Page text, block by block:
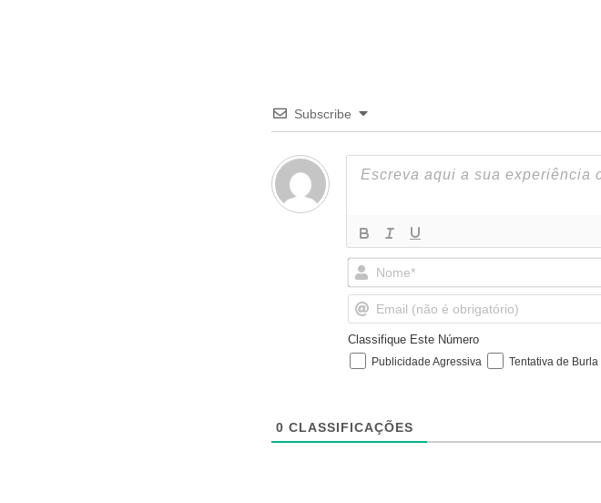
Subscribe
Classifique Este Número
Publicidade Agressiva Tentativa de Burla
0 CLASSIFICAÇÕES